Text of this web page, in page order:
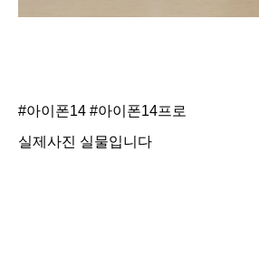
#아이폰14 #아이폰14프로
실제사진 실물입니다